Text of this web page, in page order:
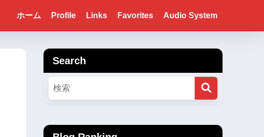
ホーム Profile Links Favorites Audio System
Search